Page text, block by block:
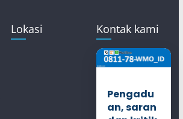
Lokasi Kontak kami
Pengadu
an, saran